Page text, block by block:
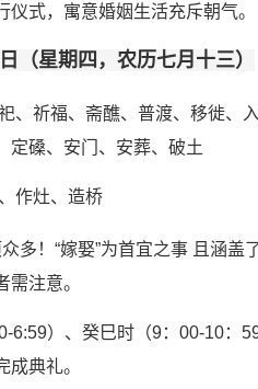
式，寓意婚姻生活充斥朝气。
（星期四，农历七月十三）
、祈福、斋醮、普渡、移徙、
定磉、安门、安葬、破土
作灶、造桥
多！“嫁娶”为首宜之事 且涵
需注意。
6:59）、癸巳时（9：00-10：
成典礼。